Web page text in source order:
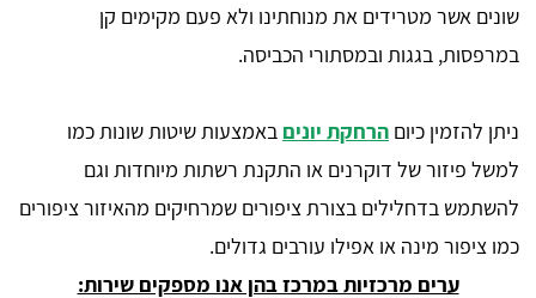
שונים אשר מטרידים את מנוחתינו ולא פעם מקימים קן
במרפסות, בגגות ובמסתורי הכביסה.
ניתן להזמין כיום הרחקת יונים באמצעות שיטות שונות כמו
למשל פיזור של דוקרנים או התקנת רשתות מיוחדות וגם
להשתמש בדחלילים בצורת ציפורים שמרחיקים מהאיזור ציפורים
כמו ציפור מינה או אפילו עורבים גדולים.
ערים מרכזיות במרכז בהן אנו מספקים שירות: